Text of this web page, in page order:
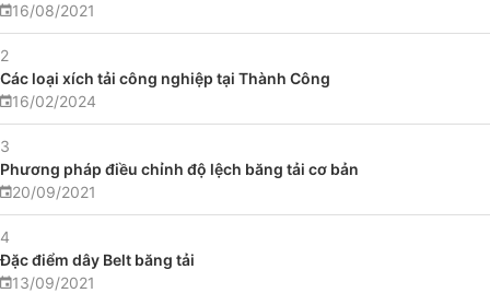
16/08/2021
2
Các loại xích tải công nghiệp tại Thành Công
16/02/2024
3
Phương pháp điều chỉnh độ lệch băng tải cơ bản
20/09/2021
4
Đặc điểm dây Belt băng tải
13/09/2021